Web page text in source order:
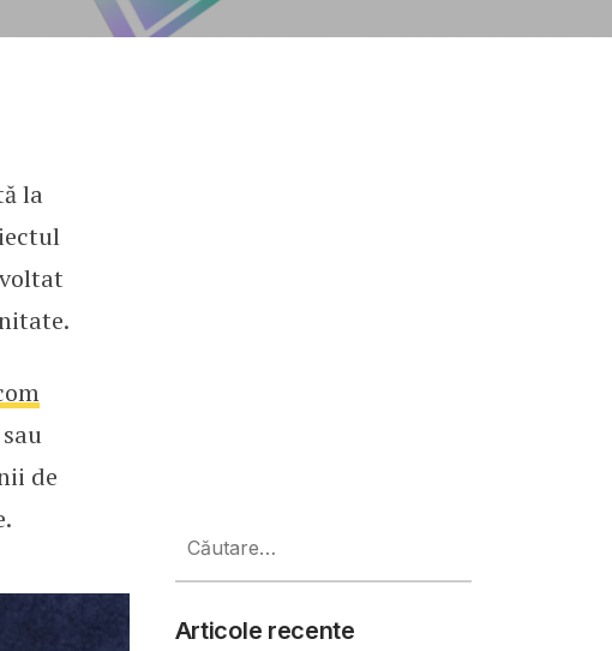
România dedicat freelancerilor
la
de
după:
Articole recente